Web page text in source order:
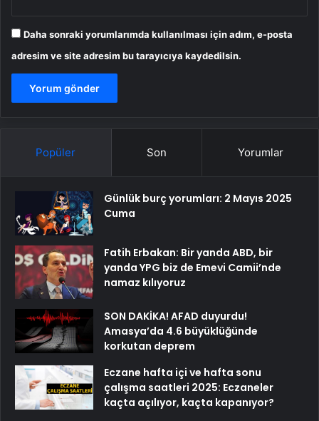
Daha sonraki yorumlarımda kullanılması için adım, e-posta
adresim ve site adresim bu tarayıcıya kaydedilsin.
Popüler Son Yorumlar
Günlük burç yorumları: 2 Mayıs 2025
Cuma
Fatih Erbakan: Bir yanda ABD, bir
yanda YPG biz de Emevi Camii’nde
namaz kılıyoruz
SON DAKİKA! AFAD duyurdu!
Amasya’da 4.6 büyüklüğünde
korkutan deprem
Eczane hafta içi ve hafta sonu
çalışma saatleri 2025: Eczaneler
kaçta açılıyor, kaçta kapanıyor?